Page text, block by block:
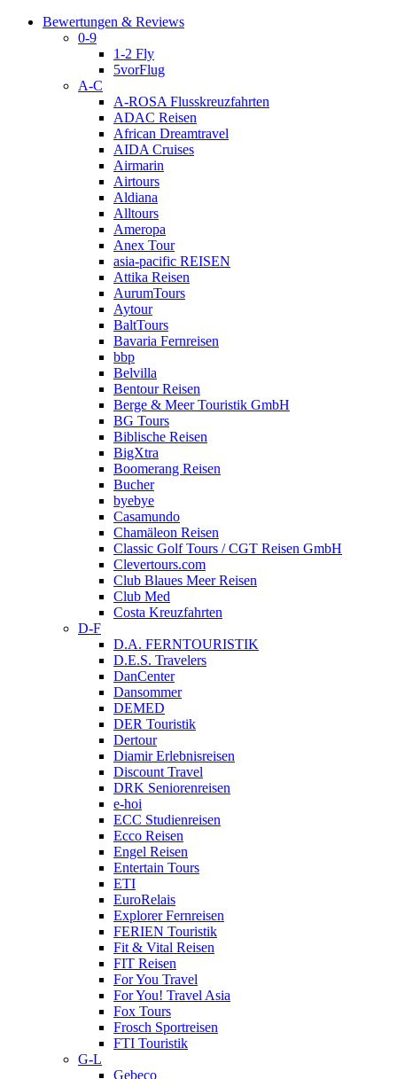
Bewertungen & Reviews
0-9
1-2 Fly
5vorFlug
A-C
A-ROSA Flusskreuzfahrten
ADAC Reisen
African Dreamtravel
AIDA Cruises
Airmarin
Airtours
Aldiana
Alltours
Ameropa
Anex Tour
asia-pacific REISEN
Attika Reisen
AurumTours
Aytour
BaltTours
Bavaria Fernreisen
bbp
Belvilla
Bentour Reisen
Berge & Meer Touristik GmbH
BG Tours
Biblische Reisen
BigXtra
Boomerang Reisen
Bucher
byebye
Casamundo
Chamäleon Reisen
Classic Golf Tours / CGT Reisen GmbH
Clevertours.com
Club Blaues Meer Reisen
Club Med
Costa Kreuzfahrten
D-F
D.A. FERNTOURISTIK
D.E.S. Travelers
DanCenter
Dansommer
DEMED
DER Touristik
Dertour
Diamir Erlebnisreisen
Discount Travel
DRK Seniorenreisen
e-hoi
ECC Studienreisen
Ecco Reisen
Engel Reisen
Entertain Tours
ETI
EuroRelais
Explorer Fernreisen
FERIEN Touristik
Fit & Vital Reisen
FIT Reisen
For You Travel
For You! Travel Asia
Fox Tours
Frosch Sportreisen
FTI Touristik
G-L
Gebeco